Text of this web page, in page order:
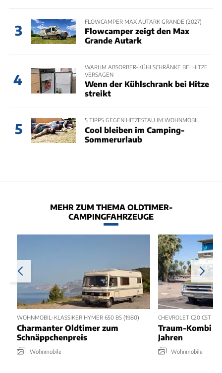
3
FLOWCAMPER MAX AUTARK GRANDE (2027)
Flowcamper zeigt den Max
Grande Autark
4
WARUM ABSORBER-KÜHLSCHRÄNKE BEI HITZE
VERSAGEN
Wenn der Kühlschrank bei Hitze
streikt
5
5 TIPPS GEGEN HITZESTAU IM WOHNMOBIL
Cool bleiben im Camping-
Sommerurlaub
MEHR ZUM THEMA OLDTIMER-
CAMPINGFAHRZEUGE
WOHNMOBIL-KLASSIKER HYMER 650 BS (1980)
Charmanter Oldtimer zum
Schnäppchenpreis
Wohnmobile
CHEVROLET C20 CST
Traum-Kombi
Jahren
Wohnmobile